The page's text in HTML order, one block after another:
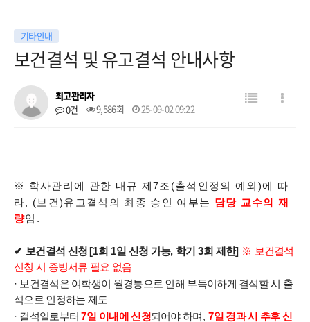
대학생활
진로취업안내
공모전
학과 소모임
기타안내
보건결석 및 유고결석 안내사항
최고관리자
0건
9,586회 25-09-02 09:22
※ 학사관리에 관한 내규 제 7조 (출석인정의 예외 )에 따
라, (보건)유고결석의 최종 승인 여부는 담당 교수의 재
량임 .
✔ 보건결석 신청 [1회 1일 신청 가능, 학기3회 제한] ※ 보건결석
신청 시 증빙서류 필요 없음
· 보건결석은 여학생이 월경통으로 인해 부득이하게 결석할 시 출
석으로 인정하는 제도
· 결석일로부터 7일 이내에 신청되어야 하며 , 7일 경과 시 추후 신